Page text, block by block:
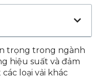
trọng trong ngành
hiệu suất và đảm
loại vải khác